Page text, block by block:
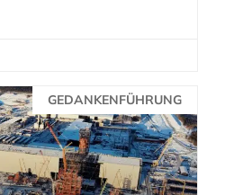
GEDANKENFÜHRUNG